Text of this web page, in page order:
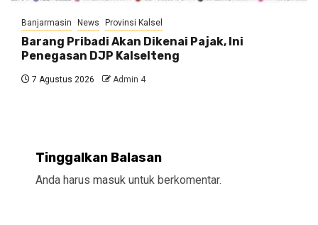
Banjarmasin News Provinsi Kalsel
Barang Pribadi Akan Dikenai Pajak, Ini
Penegasan DJP Kalselteng
7 Agustus 2026 Admin 4
Tinggalkan Balasan
Anda harus masuk untuk berkomentar.